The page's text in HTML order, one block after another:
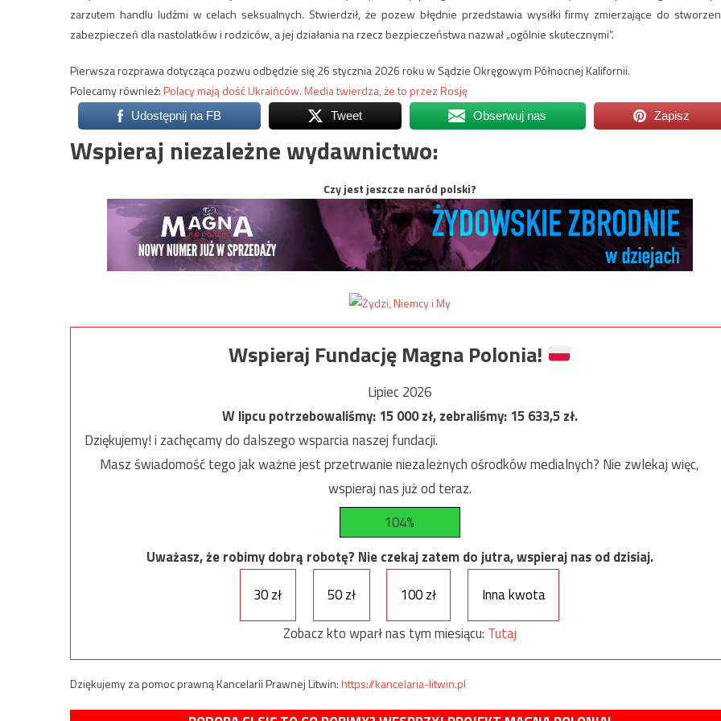
zarzutem handlu ludźmi w celach seksualnych. Stwierdził, że pozew błędnie przedstawia wysiłki firmy zmierzające do
zabezpieczeń dla nastolatków i rodziców, a jej działania na rzecz bezpieczeństwa nazwał „ogólnie skutecznymi”.
Pierwsza rozprawa dotycząca pozwu odbędzie się 26 stycznia 2026 roku w Sądzie Okręgowym Północnej Kalifornii.
Polecamy również:Polacy mają dość Ukraińców. Media twierdza, że to przez Rosję
Udostępnij na FB Tweet Obserwuj nas Zapisz
Wspieraj niezależne wydawnictwo:
Czy jest jeszcze naród polski?
Wspieraj Fundację Magna Polonia!
Lipiec 2026
W lipcu potrzebowaliśmy:15 000zł, zebraliśmy:15 633,5zł.
Dziękujemy! i zachęcamy do dalszego wsparcia naszej fundacji.
Masz świadomość tego jak ważne jest przetrwanie niezależnych ośrodków medialnych? Nie zwlekaj więc,
wspieraj nas już od teraz.
104%
Uważasz, że robimy dobrą robotę? Nie czekaj zatem do jutra, wspieraj nas od dzisiaj.
30 zł
50 zł 100 zł
Inna kwota
Zobacz kto wparł nas tym miesiącu: Tutaj
Dziękujemy za pomoc prawną Kancelarii Prawnej Litwin:https://kancelaria-litwin.pl